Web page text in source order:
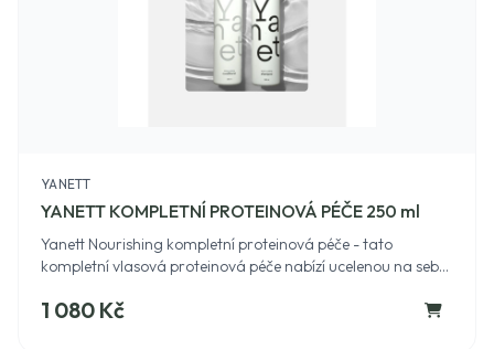
YANETT
YANETT KOMPLETNÍ PROTEINOVÁ PÉČE 250 ml
Yanett Nourishing kompletní proteinová péče - tato
kompletní vlasová proteinová péče nabízí ucelenou na sebe
kvalitě, bez silikonů, parabenů a sulfátů, určený pro vlasy
1 080 Kč